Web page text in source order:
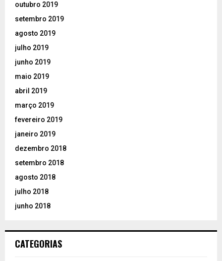
outubro 2019
setembro 2019
agosto 2019
julho 2019
junho 2019
maio 2019
abril 2019
março 2019
fevereiro 2019
janeiro 2019
dezembro 2018
setembro 2018
agosto 2018
julho 2018
junho 2018
CATEGORIAS